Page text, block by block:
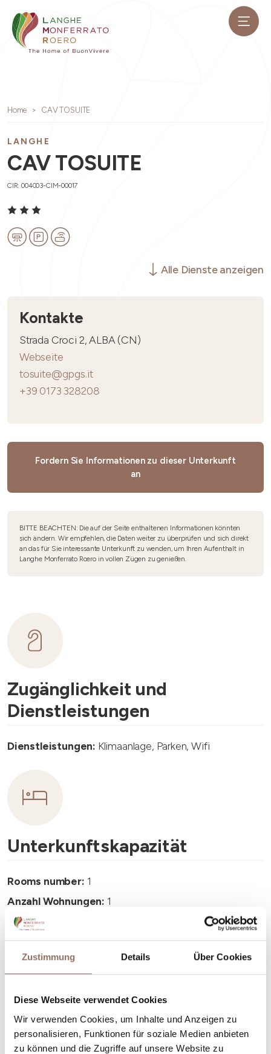
Zustimmung Details Über Cookies
Diese Webseite verwendet Cookies
Wir verwenden Cookies, um Inhalte und Anzeigen zu
personalisieren, Funktionen für soziale Medien anbieten
zu können und die Zugriffe auf unsere Website zu
Home CAV TOSUITE
LANGHE
CAV TOSUITE
CIR: 004003-CIM-00017
Alle Dienste anzeigen
Kontakte
Strada Croci 2, ALBA (CN)
Webseite
tosuite@gpgs.it
+39 0173 328208
Fordern Sie Informationen zu dieser Unterkunft
an
BITTE BEACHTEN: Die auf der Seite enthaltenen Informationen könnten
sich ändern. Wir empfehlen, die Daten weiter zu überprüfen und sich direkt
an das für Sie interessante Unterkunft zu wenden, um Ihren Aufenthalt in
Langhe Monferrato Roero in vollen Zügen zu genießen.
Zugänglichkeit und
Dienstleistungen
Dienstleistungen: Klimaanlage, Parken, Wifi
Unterkunftskapazität
Rooms number: 1
Anzahl Wohnungen: 1
Anzahl Badezimmer:
Beds number:2
Dein Urlaub